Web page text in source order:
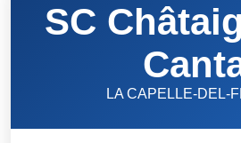
SC
LA CAPELLE-DEL-